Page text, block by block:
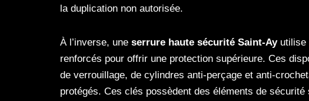
la duplication non autorisée.
À l’inverse, une serrure haute sécurité Saint-Ayutilise
renforcés pour offrir une protection supérieure. Ces
de verrouillage, de cylindres anti-perçage et anti-
protégés. Ces clés possèdent des éléments de